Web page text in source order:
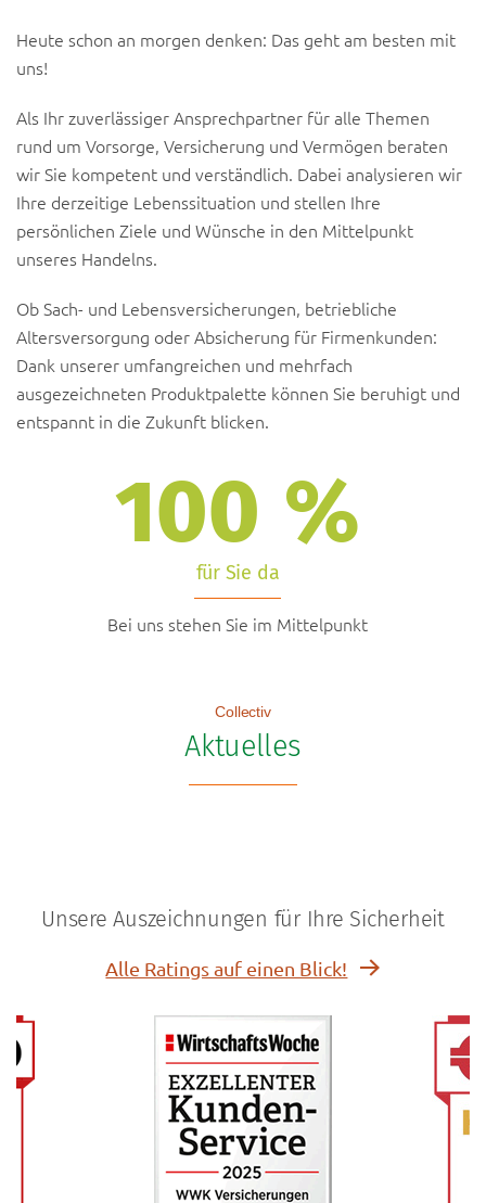
Heute schon an morgen denken: Das geht am besten mit
uns!
Als Ihr zuverlässiger Ansprechpartner für alle Themen
rund um Vorsorge, Versicherung und Vermögen beraten
wir Sie kompetent und verständlich. Dabei analysieren wir
Ihre derzeitige Lebenssituation und stellen Ihre
persönlichen Ziele und Wünsche in den Mittelpunkt
unseres Handelns.
Ob Sach- und Lebensversicherungen, betriebliche
Altersversorgung oder Absicherung für Firmenkunden:
Dank unserer umfangreichen und mehrfach
ausgezeichneten Produktpalette können Sie beruhigt und
entspannt in die Zukunft blicken.
100 %
für Sie da
Bei uns stehen Sie im Mittelpunkt
Aktuelles
Collectiv
Unsere Auszeichnungen für Ihre Sicherheit
Alle Ratings auf einen Blick!